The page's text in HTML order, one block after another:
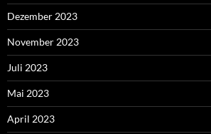
Dezember 2023
November 2023
Juli 2023
Mai 2023
April 2023